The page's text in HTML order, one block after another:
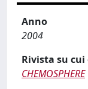
Anno
2004
Rivista su
CHEMOSPHERE